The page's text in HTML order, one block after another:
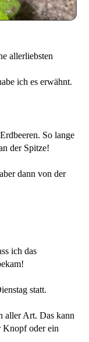
allerliebsten
ich es erwähnt.
So lange
der Spitze!
dann von der
ich das
statt.
aller Art. Das kann
Knopf oder ein